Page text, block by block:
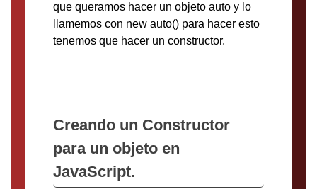
que queramos hacer un objeto auto y lo
llamemos con new auto() para hacer esto
tenemos que hacer un constructor.
Creando un Constructor
para un objeto en
JavaScript.